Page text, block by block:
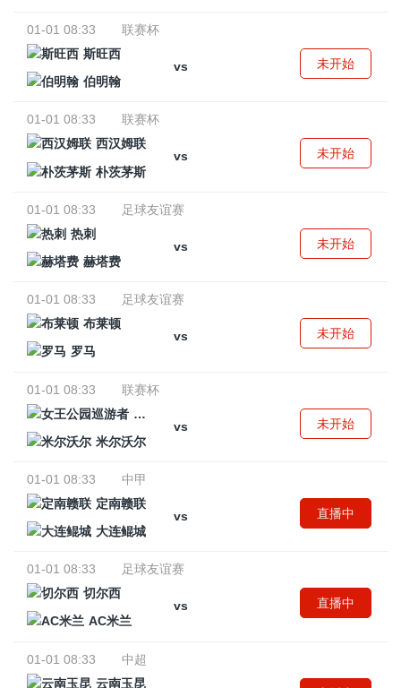
01-01 08:33
联赛杯
斯旺西
vs
伯明翰
未开始
01-01 08:33
联赛杯
西汉姆联
vs
朴茨茅斯
未开始
01-01 08:33
足球友谊赛
热刺
vs
赫塔费
未开始
01-01 08:33
足球友谊赛
布莱顿
vs
罗马
未开始
01-01 08:33
联赛杯
女王公园巡游者
vs
米尔沃尔
未开始
01-01 08:33
中甲
定南赣联
vs
大连鲲城
直播中
01-01 08:33
足球友谊赛
切尔西
vs
AC米兰
直播中
01-01 08:33
中超
云南玉昆